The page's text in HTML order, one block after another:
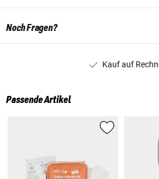
Noch Fragen?
Kauf auf
Passende Artikel